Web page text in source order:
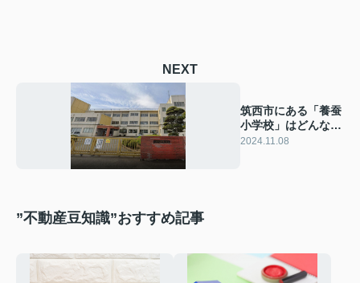
NEXT
筑西市にある「養蚕
小学校」はどんな学
校？概要や特徴をご
2024.11.08
”不動産豆知識”おすすめ記事